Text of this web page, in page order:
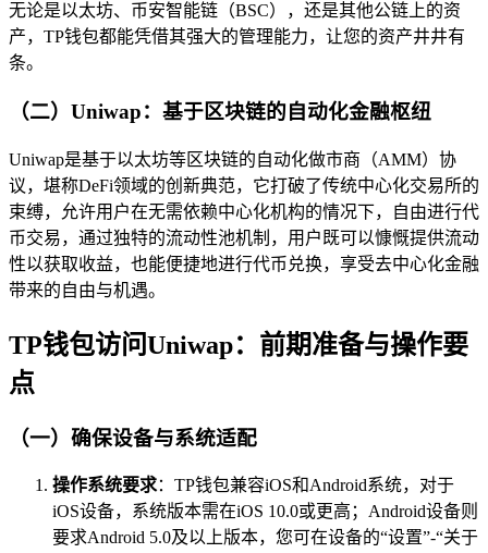
无论是以太坊、币安智能链（BSC），还是其他公链上的资
产，TP钱包都能凭借其强大的管理能力，让您的资产井井有
条。
（二）Uniwap：基于区块链的自动化金融枢纽
Uniwap是基于以太坊等区块链的自动化做市商（AMM）协
议，堪称DeFi领域的创新典范，它打破了传统中心化交易所的
束缚，允许用户在无需依赖中心化机构的情况下，自由进行代
币交易，通过独特的流动性池机制，用户既可以慷慨提供流动
性以获取收益，也能便捷地进行代币兑换，享受去中心化金融
带来的自由与机遇。
TP钱包访问Uniwap：前期准备与操作要
点
（一）确保设备与系统适配
操作系统要求：TP钱包兼容iOS和Android系统，对于
iOS设备，系统版本需在iOS 10.0或更高；Android设备则
要求Android 5.0及以上版本，您可在设备的“设置”-“关于